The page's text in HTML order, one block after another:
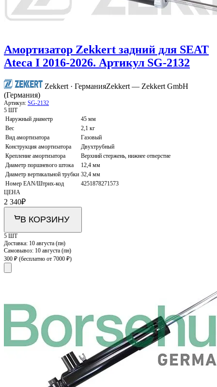
Амортизатор Zekkert задний для SEAT
Ateca I 2016-2026. Артикул SG-2132
Zekkert · ГерманияZekkert — Zekkert GmbH
(Германия)
Артикул: SG-2132
5 ШТ
Наружный диаметр
45 мм
Вес
2,1 кг
Вид амортизатора
Газовый
Конструкция амортизатора
Двухтрубный
Крепление амортизатора
Верхний стержень, нижнее отверстие
Диаметр поршневого штока
12,4 мм
Диаметр вертикальной трубки 32,4 мм
Номер EAN/Штрих-код
4251878271573
ЦЕНА
2 340₽
В КОРЗИНУ
5 ШТ
Доставка: 10 августа (пн)
Самовывоз: 10 августа (пн)
300 ₽ (бесплатно от 7000 ₽)